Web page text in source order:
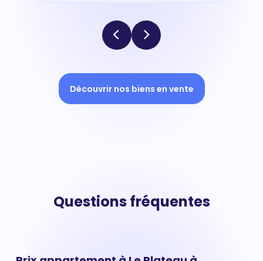
Découvrir nos biens en vente
Questions fréquentes